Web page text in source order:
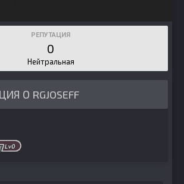
РЕПУТАЦИЯ
0
Нейтральная
О RGJOSEFF